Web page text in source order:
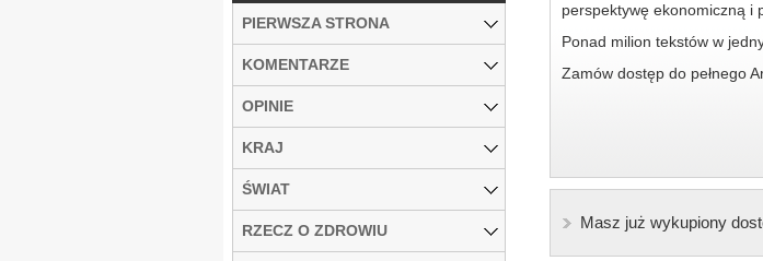
perspektywę ekonomiczną i
Ponad milion tekstów w
Zamów dostęp do pełnego
Masz już wykupiony
PIERWSZA STRONA
KOMENTARZE
OPINIE
KRAJ
ŚWIAT
RZECZ O ZDROWIU